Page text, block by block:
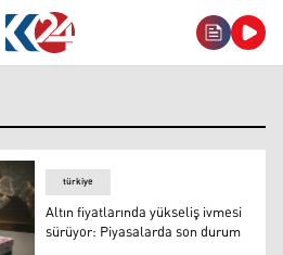
türkiye
Altın fiyatlarında yükseliş ivmesi
sürüyor: Piyasalarda son durum